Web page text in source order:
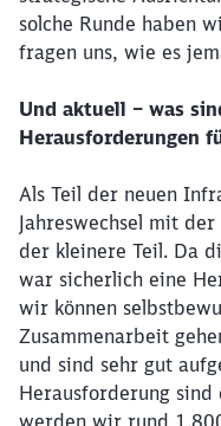
solche Runde haben
fragen uns, wie es
Und aktuell – was
Herausforderungen
Als Teil der neuen
Jahreswechsel mit
der kleinere Teil. Da
war sicherlich eine
wir können
Zusammenarbeit
und sind sehr gut
Herausforderung
werden wir rund
Möchten